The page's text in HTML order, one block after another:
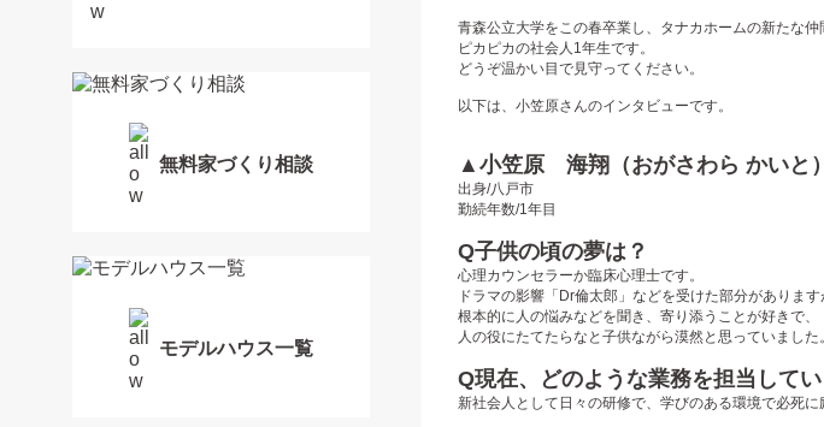
無料家づくり相談
モデルハウス一覧
青森公立大学をこの春卒業し、タナカホームの新たな仲
ピカピカの社会人1年生です。
どうぞ温かい目で見守ってください。
以下は、小笠原さんのインタビューです。
▲小笠原 海翔（おがさわら かいと）
出身/八戸市
勤続年数/1年目
Q子供の頃の夢は？
心理カウンセラーか臨床心理士です。
ドラマの影響「Dr倫太郎」などを受けた部分があります
根本的に人の悩みなどを聞き、寄り添うことが好きで、
人の役にたてたらなと子供ながら漠然と思っていました。
Q現在、どのような業務を担当してい
新社会人として日々の研修で、学びのある環境で必死に